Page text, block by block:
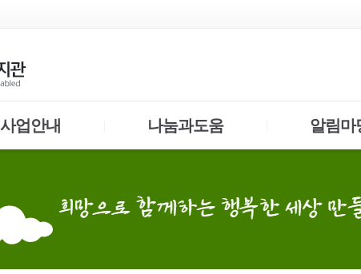
사업안내 나눔과도움 알림마